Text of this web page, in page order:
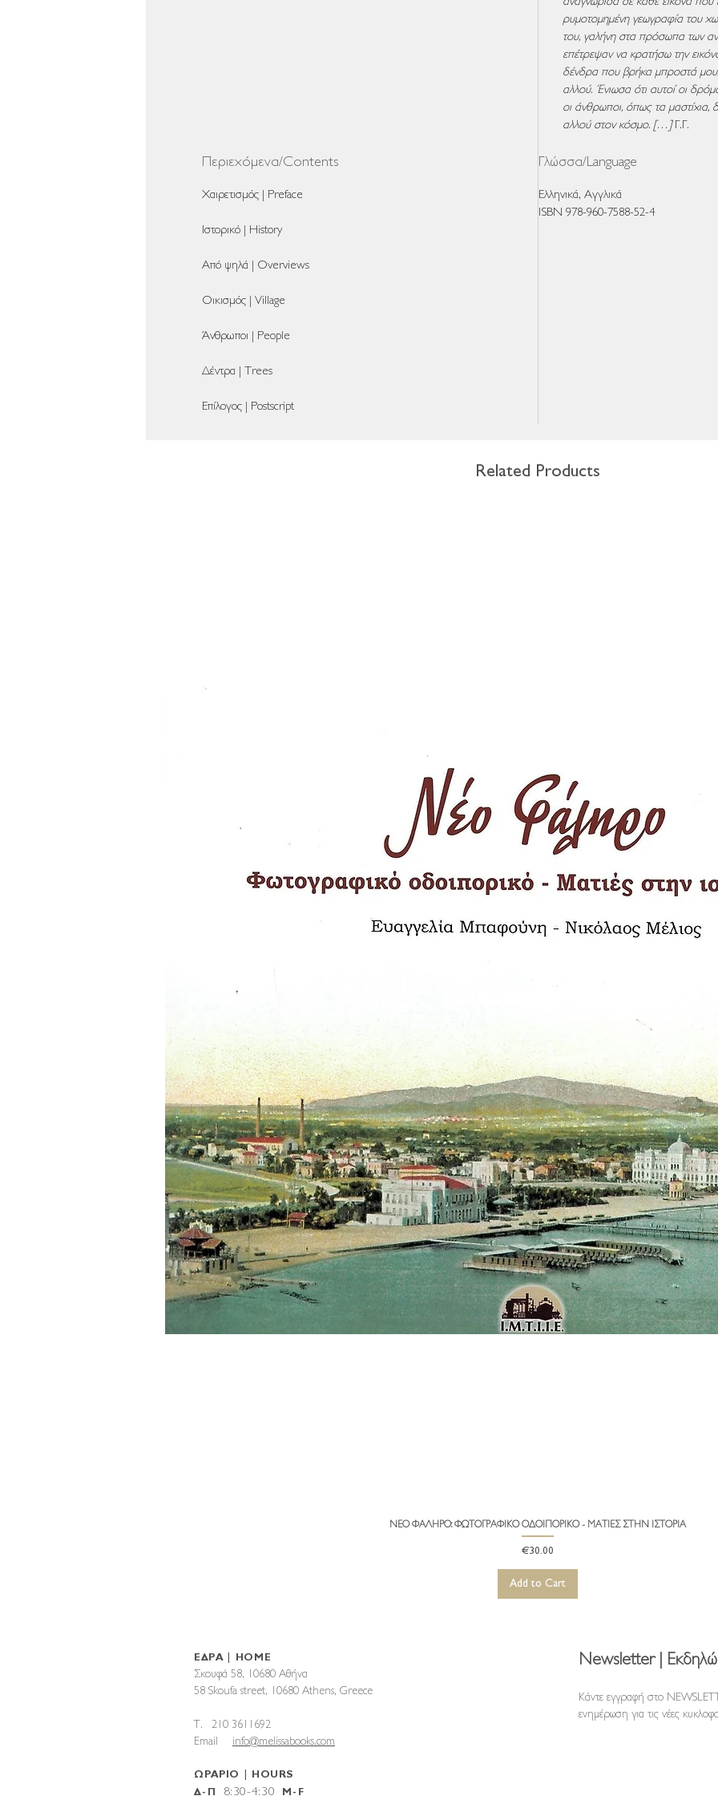
ρυμοτομημένη γεωγραφία του
του, γαλήνη στα πρόσωπα των
επέτρεψαν να κρατήσω την
δένδρα που βρήκα μπροστά
αλλού. Ένιωσα ότι αυτοί οι
οι άνθρωποι, όπως τα
αλλού στον κόσμο. […]Γ.Γ.
Περιεχόμενα/Contents
Χαιρετισμός | Preface
Ιστορικό | History
Από ψηλά | Overviews
Οικισμός | Village
Άνθρωποι | People
Δέντρα | Trees
Επίλογος | Postscript
Γλώσσα/Language
Ελληνικά, Αγγλικά
ISBN 978-960-7588-52-4
Related Products
Quick View
ΝΕΟ ΦΑΛΗΡΟ: ΦΩΤΟΓΡΑΦΙΚΟ ΟΔΟΙΠΟΡΙΚΟ - ΜΑΤΙΕΣ ΣΤΗΝ ΙΣΤΟΡΙΑ
Price
€30.00
Add to Cart
ΕΔΡΑ | HOME
Σκουφά 58, 10680 Αθήνα
58 Skoufa street, 10680 Athens, Greece
T. 210 3611692
Email info@melissabooks.com
ΩΡΑΡΙΟ | HOURS
Δ-Π
8:30-4:30 M-F
Newsletter |
Κάντε εγγραφή στο
ενημέρωση για τις νέες